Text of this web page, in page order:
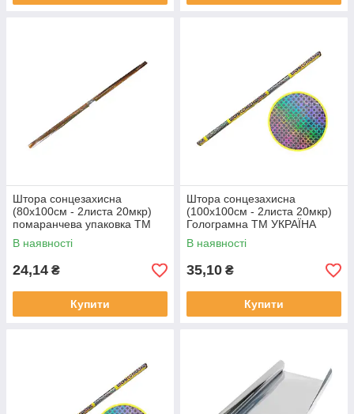
Штора сонцезахисна
(80х100см - 2листа 20мкр)
помаранчева упаковка ТМ
УКРАЇНА
В наявності
24,14 ₴
Купити
Штора сонцезахисна
(100х100см - 2листа 20мкр)
Голограмна ТМ УКРАЇНА
В наявності
35,10 ₴
Купити